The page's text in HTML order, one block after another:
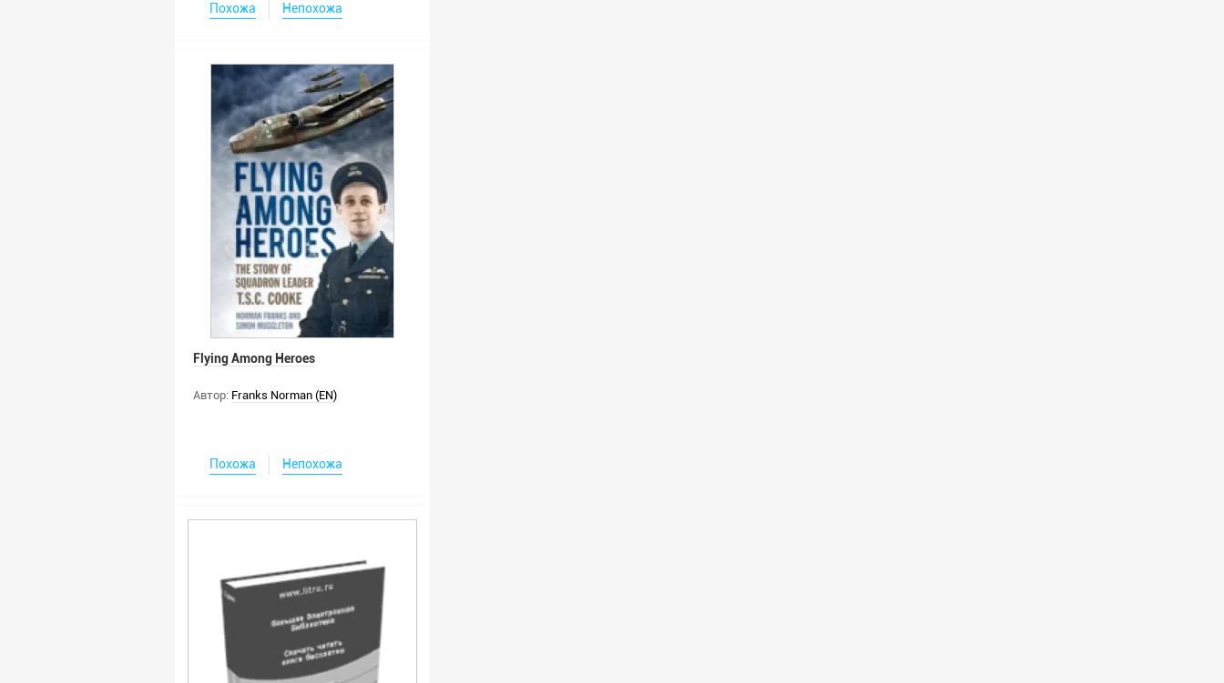
Похожа Непохожа
Flying Among Heroes
Автор: Franks Norman (EN)
Похожа Непохожа